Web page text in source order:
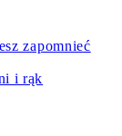
zapomnieć
i rąk